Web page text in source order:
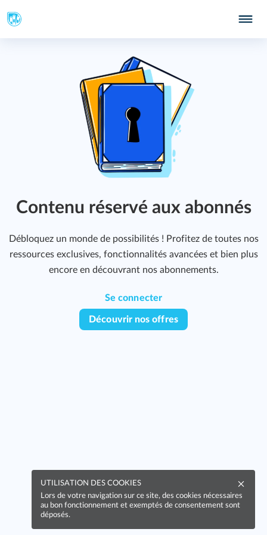
Contenu réservé aux abonnés
Débloquez un monde de possibilités ! Profitez de toutes nos
ressources exclusives, fonctionnalités avancées et bien plus
encore en découvrant nos abonnements.
Se connecter
Découvrir nos offres
UTILISATION DES COOKIES
Lors de votre navigation sur ce site, des cookies nécessaires
au bon fonctionnement et exemptés de consentement sont
déposés.